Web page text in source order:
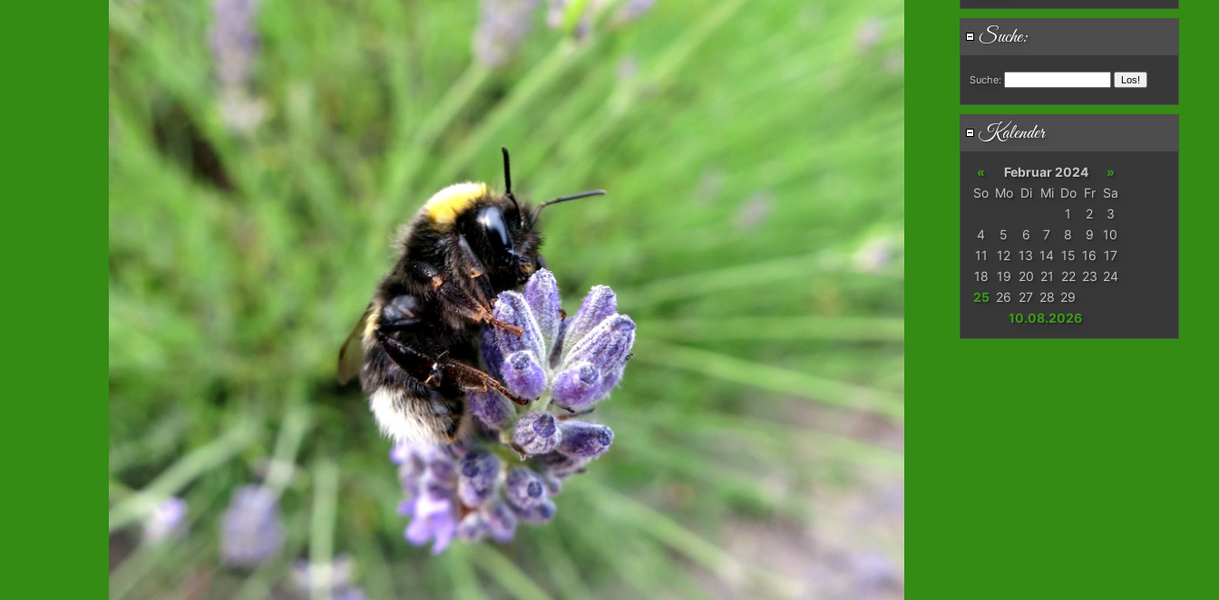
Suche:
Suche:
Kalender
« Februar 2024
»
So Mo Di Mi Do Fr Sa
1
2
3
4
5 6 7 8 9
10
11
12 13 14 15 16 17
18
19 20 21 22 23 24
25 26 27 28 29
10.08.2026